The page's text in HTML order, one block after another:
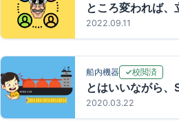
ところ変われば、
2022.09.11
船内機器 校閲済
とはいいながら
2020.03.22